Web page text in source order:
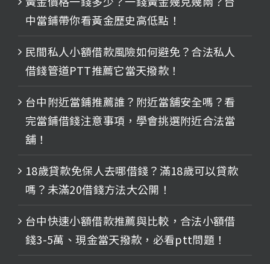
中當鋪帶你看黃金歷史高低點！
民間私人小額借款風險如何避免？合法私人
借錢管道PTT推薦它當天撥款！
台中附近當鋪推薦誰？附近當舖安全嗎？看
完當鋪借錢注意事項，學會挑選附近合法當
舖！
18歲貸款免保人去哪借錢？滿18歲可以貸款
嗎？未滿20借錢方法大公開！
台中快速小額借款推薦與比較，合法小額借
錢3-5萬、現金當天撥款，必看ptt問題！